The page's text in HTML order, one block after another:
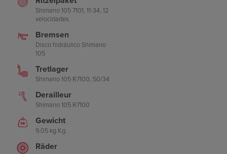
Shimano 105 7101, 11-34, 12
velocidades
Bremsen
Disco hidráulico Shimano
105
Tretlager
Shimano 105 R7100, 50/34
Derailleur
Shimano 105 R7100
Gewicht
9.05 kg Kg.
Räder